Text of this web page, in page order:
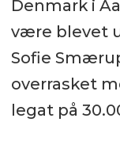
Denmark i
være blevet
Sofie
overrasket
legat på